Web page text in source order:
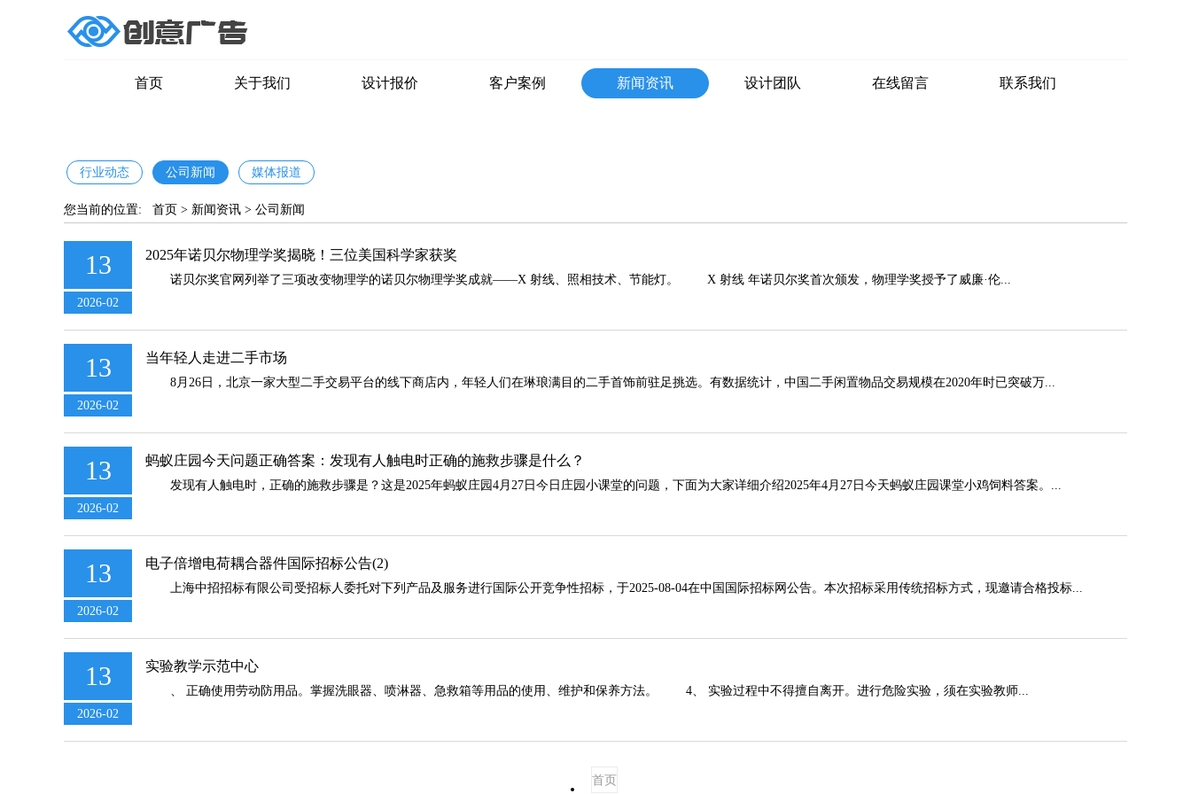
首页 关于我们 设计报价 客户案例 新闻资讯 设计团队 在线留言 联系我们
行业动态 公司新闻 媒体报道
您当前的位置: 首页 > 新闻资讯 > 公司新闻
13
2026-02
2025年诺贝尔物理学奖揭晓！三位美国科学家获奖
诺贝尔奖官网列举了三项改变物理学的诺贝尔物理学奖成就——X 射线、照相技术、节能灯。 X 射线 年诺贝尔奖首次颁发，物理学奖授予了威廉·伦...
13
2026-02
当年轻人走进二手市场
8月26日，北京一家大型二手交易平台的线下商店内，年轻人们在琳琅满目的二手首饰前驻足挑选。有数据统计，中国二手闲置物品交易规模在2020年时已突破万...
13
2026-02
蚂蚁庄园今天问题正确答案：发现有人触电时正确的施救步骤是什么？
发现有人触电时，正确的施救步骤是？这是2025年蚂蚁庄园4月27日今日庄园小课堂的问题，下面为大家详细介绍2025年4月27日今天蚂蚁庄园课堂小鸡饲料答案。...
13
2026-02
电子倍增电荷耦合器件国际招标公告(2)
上海中招招标有限公司受招标人委托对下列产品及服务进行国际公开竞争性招标，于2025-08-04在中国国际招标网公告。本次招标采用传统招标方式，现邀请合格投标...
13
2026-02
实验教学示范中心
、 正确使用劳动防用品。掌握洗眼器、喷淋器、急救箱等用品的使用、维护和保养方法。 4、 实验过程中不得擅自离开。进行危险实验，须在实验教师...
首页